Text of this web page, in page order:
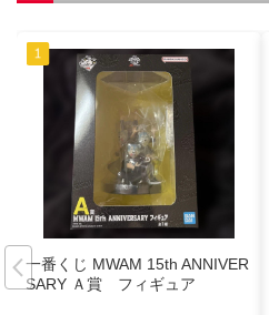
一番くじ MWAM 15th ANNIVER
SARY Ａ賞 フィギュア